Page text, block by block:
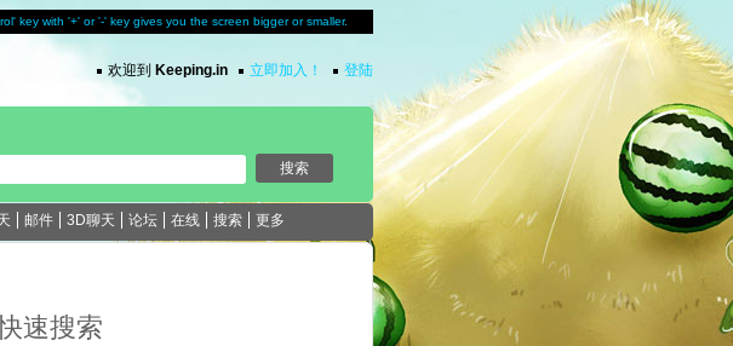
key with '+' or '-' key gives you the screen bigger or smaller.
欢迎到 Keeping.in 立即加入！ 登陆
邮件 3D聊天 论坛 在线 搜索 更多
速搜索